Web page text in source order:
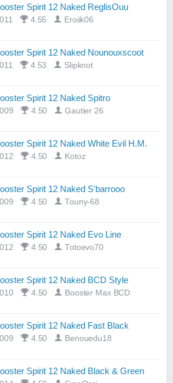
Spirit 12 Naked ReglisOuu
4.55 Eroiik06
Spirit 12 Naked Nounouxscoot
4.53 Slipknot
Spirit 12 Naked Spitro
4.50 Gautier 26
Spirit 12 Naked White Evil H.M.
4.50 Kotoz
Spirit 12 Naked S'barrooo
4.50 Touny-68
Spirit 12 Naked Evo Line
4.50 Totoevo70
Spirit 12 Naked BCD Style
4.50 Booster Max BCD
Spirit 12 Naked Fast Black
4.50 Benouedu18
Spirit 12 Naked Black & Green